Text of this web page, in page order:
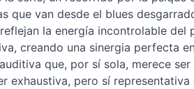
que van desde el blues
la energía incontrolable del
creando una sinergia perfecta
que, por sí sola, merece
exhaustiva, pero sí